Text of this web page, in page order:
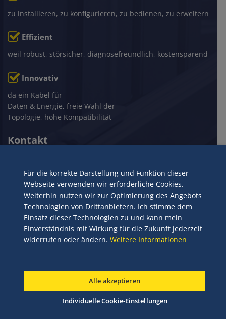
zu installieren, zu konfigurieren, zu bedienen, zu erweitern
Effizient
weil robust, störsicher, diagnosefreundlich, kostensparend
Innovativ
da ein Kabel für
Daten & Energie, freie Wahl der
Topologie, hohe Kompatibilität
Kontakt
Floßwörthstraße 41
68199 Mannheim
+49 621 33996-0
mail@bihl-wiedemann.de
www.bihl-wiedemann.de
© 2024 Bihl+Wiedemann GmbH
Individuelle Cookie-Einstellungen
Für die korrekte Darstellung und Funktion dieser
Webseite verwenden wir erforderliche Cookies.
Weiterhin nutzen wir zur Optimierung des Angebots
Technologien von Drittanbietern. Ich stimme dem
Einsatz dieser Technologien zu und kann mein
Einverständnis mit Wirkung für die Zukunft jederzeit
widerrufen oder ändern. Weitere Informationen
Individuelle Cookie-Einstellungen
Alle akzeptieren